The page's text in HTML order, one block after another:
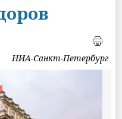
НИА-Санкт-Петербург